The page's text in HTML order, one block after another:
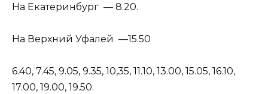
На Екатеринбург — 8.20.
На Верхний Уфалей —15.50
6.40, 7.45, 9.05, 9.35, 10,35, 11.10, 13.00, 15.05, 16.10,
17.00, 19.00, 19.50.